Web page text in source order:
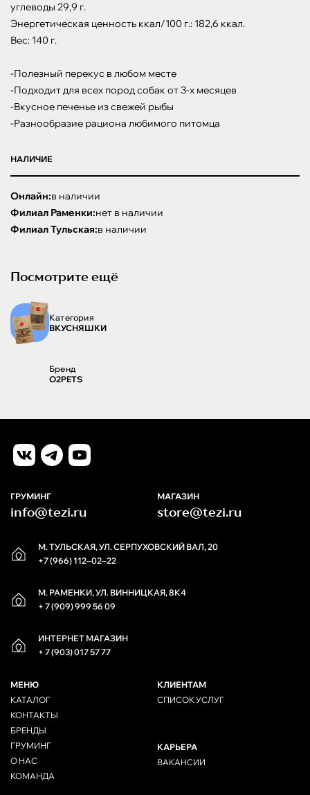
углеводы 29,9 г.
Энергетическая ценность ккал/100 г.: 182,6 ккал.
Вес: 140 г.
-Полезный перекус в любом месте
-Подходит для всех пород собак от 3-х месяцев
-Вкусное печенье из свежей рыбы
-Разнообразие рациона любимого питомца
НАЛИЧИЕ
Онлайн:в наличии
Филиал Раменки:нет в наличии
Филиал Тульская:в наличии
Посмотрите ещё
Категория
ВКУСНЯШКИ
Бренд
O2PETS
М. ТУЛЬСКАЯ, УЛ. СЕРПУХОВСКИЙ ВАЛ, 20
+7 (966) 112‒02‒22
М. РАМЕНКИ, УЛ. ВИННИЦКАЯ, 8К4
+ 7 (909) 999 56 09
ИНТЕРНЕТ МАГАЗИН
+ 7 (903) 017 57 77
ГРУМИНГ
info@tezi.ru
МАГАЗИН
store@tezi.ru
МЕНЮ
КАТАЛОГ
КОНТАКТЫ
БРЕНДЫ
ГРУМИНГ
О НАС
КОМАНДА
КЛИЕНТАМ
СПИСОК УСЛУГ
КАРЬЕРА
ВАКАНСИИ